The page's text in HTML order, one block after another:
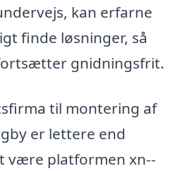
kan erfarne
finde løsninger, så
gnidningsfrit.
til montering af
er lettere end
være platformen xn--